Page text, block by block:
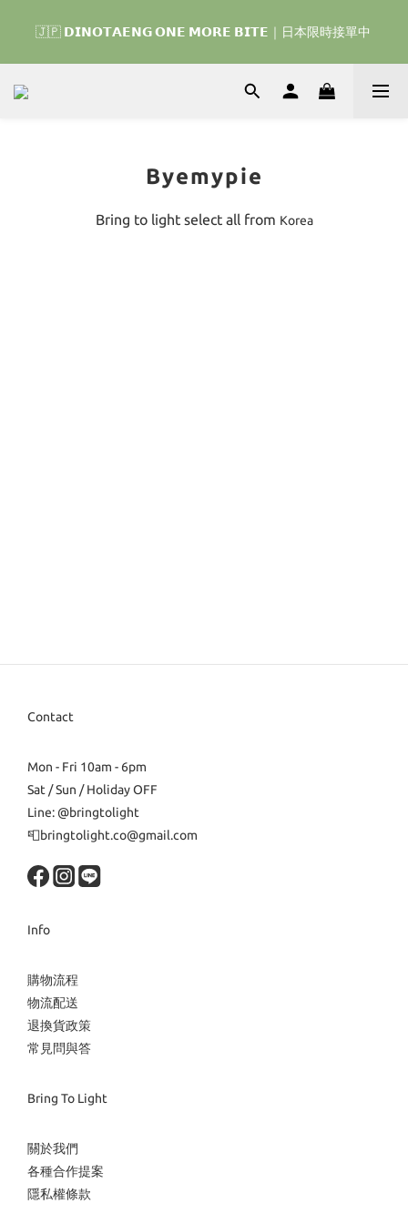
我們的熱血棒球冒險吧 ⚾️
🇯🇵 𝗗𝗜𝗡𝗢𝗧𝗔𝗘𝗡𝗚 𝗢𝗡𝗘 𝗠𝗢𝗥𝗘 𝗕𝗜𝗧𝗘｜日本限時接單中
🇰🇷 𝗗𝗜𝗡𝗢𝗧𝗔𝗘𝗡𝗚 𝗛𝗢𝗠𝗘 𝗥𝗨𝗡 ｜韓國首波開賣囉 ▶ 一起參加
Byemypie
Bring to light select all from Korea
Contact
Mon - Fri 10am - 6pm
Sat / Sun / Holiday OFF
Line: @bringtolight
📮bringtolight.co@gmail.com
Info
購物流程
物流配送
退換貨政策
常見問與答
Bring To Light
關於我們
各種合作提案
隱私權條款